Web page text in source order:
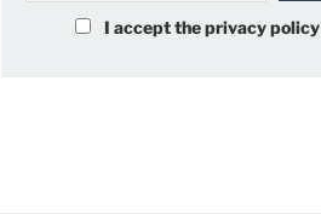
I accept the privacy policy